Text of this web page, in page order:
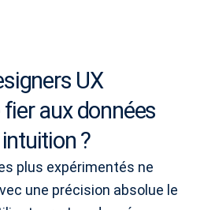
UX
aux données
?
plus expérimentés ne
une précision absolue le